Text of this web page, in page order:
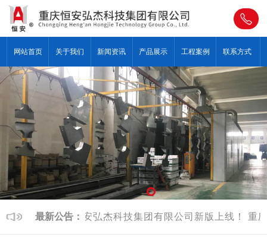
网站首页 关于我们 新闻资讯 产品展示 工程案例 联系方式
最新公告：
重庆恒安弘杰科技集团有限公司新版上线！ 重